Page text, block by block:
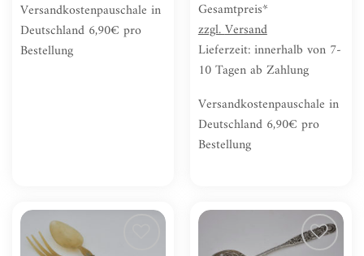
Versandkostenpauschale in
Deutschland 6,90€ pro
Bestellung
Gesamtpreis*
zzgl.Versand
Lieferzeit: innerhalb von 7-
10 Tagen ab Zahlung
Versandkostenpauschale in
Deutschland 6,90€ pro
Bestellung